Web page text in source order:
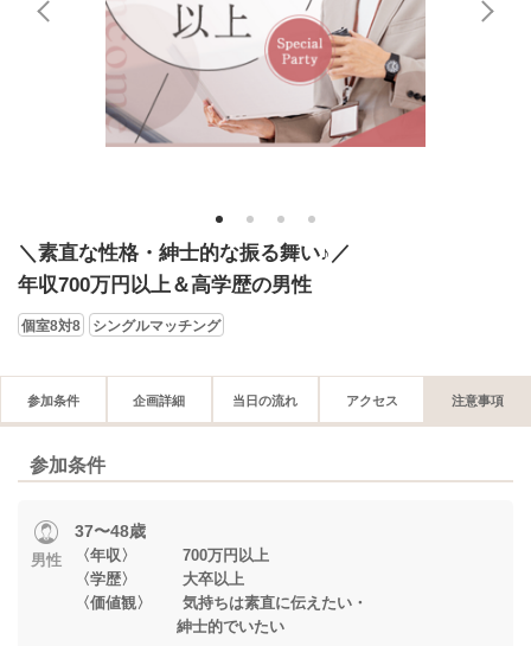
1 2 3 4
＼素直な性格・紳士的な振る舞い♪／
年収700万円以上＆高学歴の男性
個室8対8 シングルマッチング
参加条件 企画詳細 当日の流れ アクセス 注意事項
参加条件
男性
37〜48歳
〈年収〉 700万円以上
〈学歴〉 大卒以上
〈価値観〉 気持ちは素直に伝えたい・
紳士的でいたい